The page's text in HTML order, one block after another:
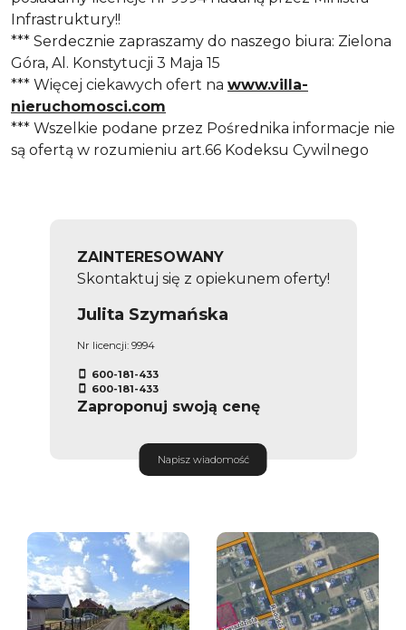
Infrastruktury!!
*** Serdecznie zapraszamy do naszego biura: Zielona
Góra, Al. Konstytucji 3 Maja 15
*** Więcej ciekawych ofert na www.villa-
nieruchomosci.com
*** Wszelkie podane przez Pośrednika informacje nie
są ofertą w rozumieniu art.66 Kodeksu Cywilnego
Julita Szymańska
Nr licencji: 9994
600-181-433
600-181-433
Napisz wiadomość
ZAINTERESOWANY
Skontaktuj się z opiekunem oferty!
Zaproponuj swoją cenę